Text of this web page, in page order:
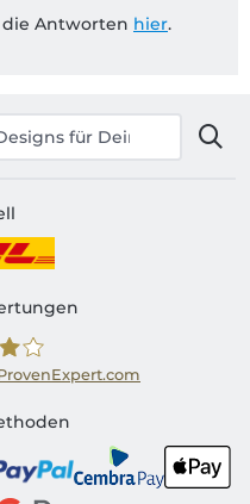
die Antworten hier.
CH